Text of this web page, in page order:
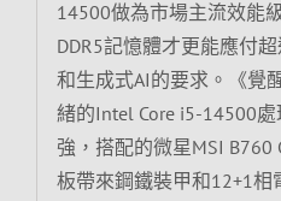
14500做為市場主流效能
DDR5記憶體才更能應付
和生成式AI的要求。《覺
緒的Intel Core i5-14500
強，搭配的微星MSI B760
板帶來鋼鐵裝甲和12+1相